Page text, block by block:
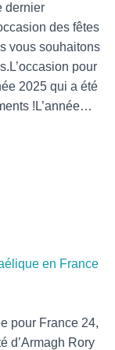
dernier
des fêtes
vous souhaitons
pour
2025 qui a été
!L’année…
en France
pour France 24,
d’Armagh Rory